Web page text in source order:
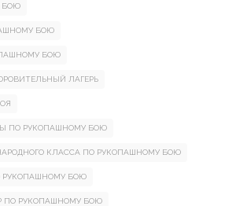
БОЮ
БОЮ
БОЮ
ЛАГЕРЬ
ПО РУКОПАШНОМУ БОЮ
КЛАССА ПО РУКОПАШНОМУ БОЮ
РУКОПАШНОМУ БОЮ
ПО РУКОПАШНОМУ БОЮ